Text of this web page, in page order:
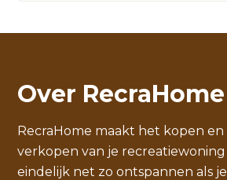
Over RecraHome
RecraHome maakt het kopen en
verkopen van je recreatiewoning
eindelijk net zo ontspannen als je